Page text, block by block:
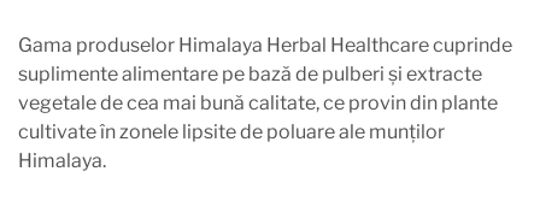
Gama produselor Himalaya Herbal Healthcare cuprinde
suplimente alimentare pe bază de pulberi și extracte
vegetale de cea mai bună calitate, ce provin din plante
cultivate în zonele lipsite de poluare ale munților
Himalaya.